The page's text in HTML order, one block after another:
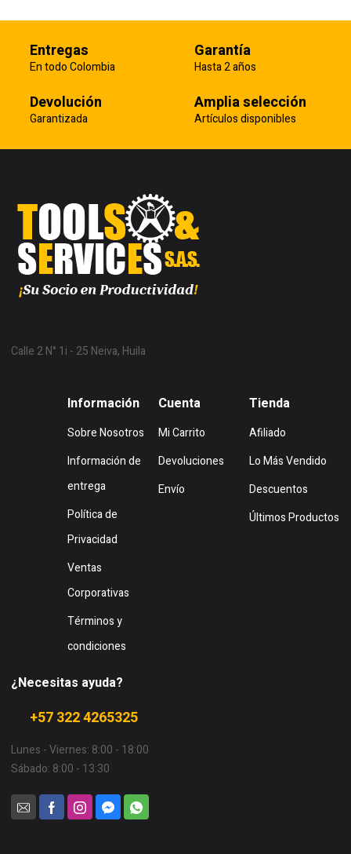
Entregas
En todo Colombia
Garantía
Hasta 2 años
Devolución
Garantizada
Amplia selección
Artículos disponibles
Calle 2 N° 1i - 25 Neiva, Huila
Información
Sobre Nosotros
Información de
entrega
Política de
Privacidad
Ventas
Corporativas
Términos y
condiciones
Cuenta
Mi Carrito
Devoluciones
Envío
Tienda
Afiliado
Lo Más Vendido
Descuentos
Últimos Productos
¿Necesitas ayuda?
+57 322 4265325
Lunes - Viernes: 8:00 - 18:00
Sábado: 8:00 - 13:30